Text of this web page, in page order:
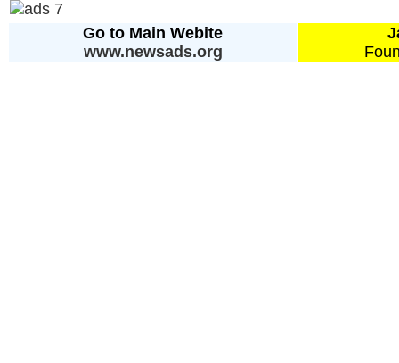
Go to Main Webite
www.newsads.org